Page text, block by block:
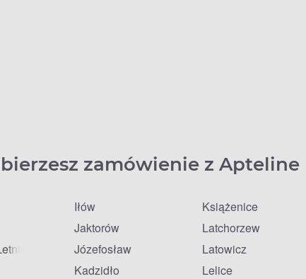
zamówienie z Apteline
Iłów
Jaktorów
Józefosław
Kadzidło
Książenice
Latchorzew
Latowicz
Lelice